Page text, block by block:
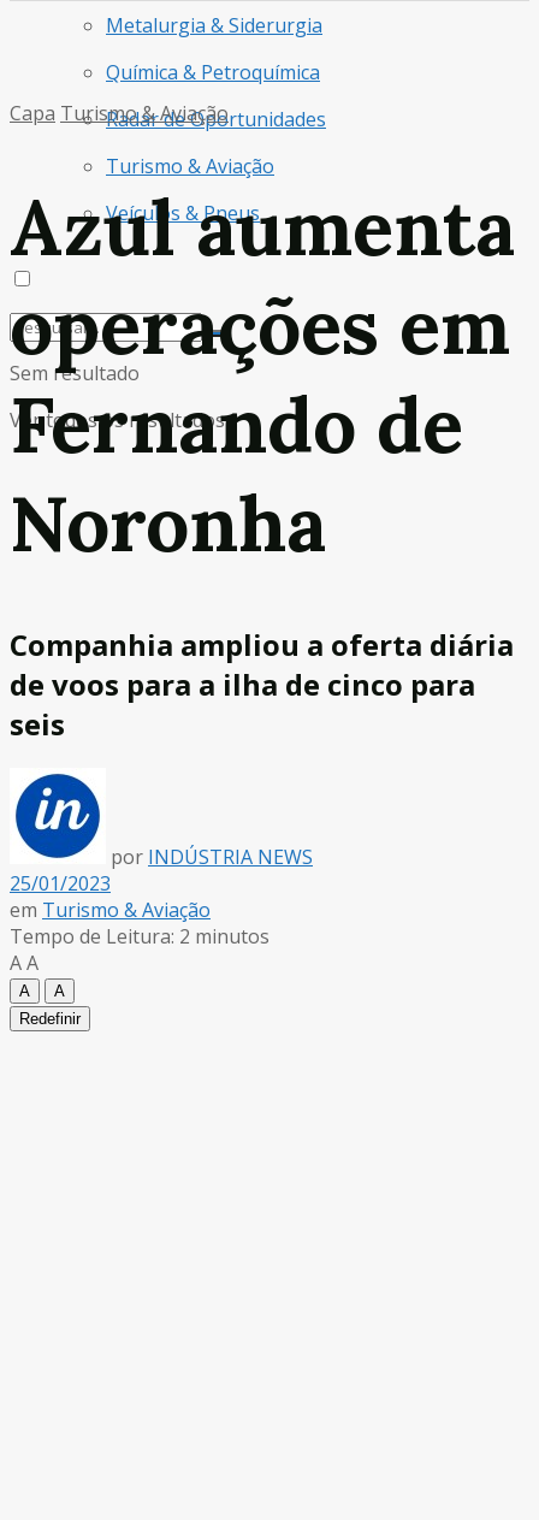
Metalurgia & Siderurgia
Química & Petroquímica
Radar de Oportunidades
Turismo & Aviação
Veículos & Pneus
Sem resultado
Ver todos os resultados
Capa Turismo & Aviação
Azul aumenta
operações em
Fernando de
Noronha
Companhia ampliou a oferta diária
de voos para a ilha de cinco para
seis
por INDÚSTRIA NEWS
25/01/2023
em Turismo & Aviação
Tempo de Leitura: 2 minutos
AA
A
A
Redefinir